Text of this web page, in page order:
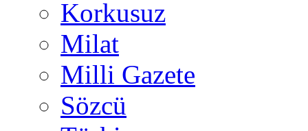
Korkusuz
Milat
Milli Gazete
Sözcü